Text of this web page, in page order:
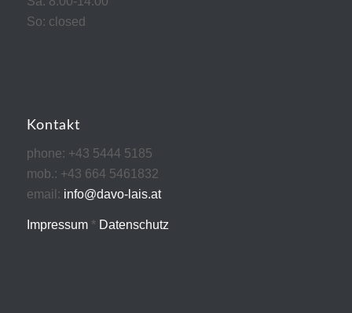
So: closed
Kontakt
phone: +43 5444 5185
mob.: +43 664 5461832
email: info@davo-lais.at
Impressum* Datenschutz